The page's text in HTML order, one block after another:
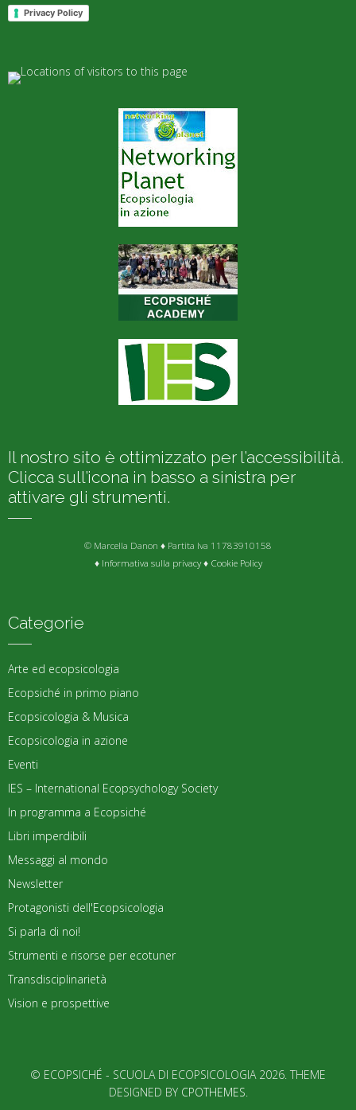
Privacy Policy
Il nostro sito è ottimizzato per l’accessibilità.
Clicca sull’icona in basso a sinistra per
attivare gli strumenti.
© Marcella Danon ♦ Partita Iva 11783910158
♦ Informativa sulla privacy♦ Cookie Policy
Categorie
Arte ed ecopsicologia
Ecopsiché in primo piano
Ecopsicologia & Musica
Ecopsicologia in azione
Eventi
IES – International Ecopsychology Society
In programma a Ecopsiché
Libri imperdibili
Messaggi al mondo
Newsletter
Protagonisti dell'Ecopsicologia
Si parla di noi!
Strumenti e risorse per ecotuner
Transdisciplinarietà
Vision e prospettive
© ECOPSICHÉ - SCUOLA DI ECOPSICOLOGIA 2026. THEME
DESIGNED BY CPOTHEMES.